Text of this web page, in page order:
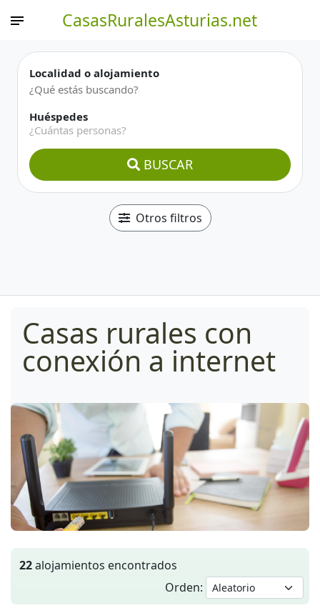
CasasRuralesAsturias.net
Localidad o alojamiento
Huéspedes
¿Cuántas personas?
BUSCAR
Otros filtros
Casas rurales con
conexión a internet
22alojamientos encontrados
Orden: